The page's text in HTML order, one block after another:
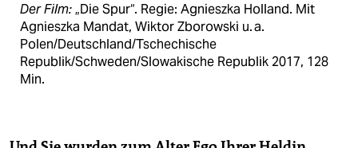
Der Film:„Die Spur“. Regie: Agnieszka Holland. Mit
Agnieszka Mandat, Wiktor Zborowski u. a.
Polen/Deutschland/Tschechische
Republik/Schweden/Slowakische Republik 2017, 128
Min.